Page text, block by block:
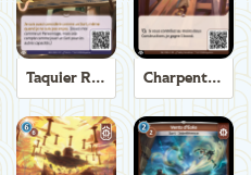
Taquier Robotique Charpentier Axiom